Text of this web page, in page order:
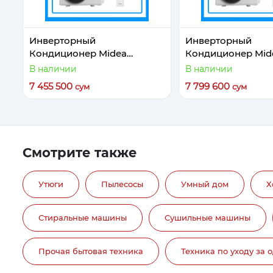
Инверторный
Кондиционер Midea
Модель ALL EASY PRO 12
В наличии
7 455 500 сум
Инверторный
Кондиционер
Модель ALL EASY
В наличии
7 799 600сум
Смотрите также
Утюги Пылесосы Умный дом
Стиральные машины Сушильные машины
Прочая бытовая техника Техника по уходу за